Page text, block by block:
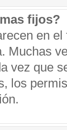
fijos?
en
Muchas
vez que
los